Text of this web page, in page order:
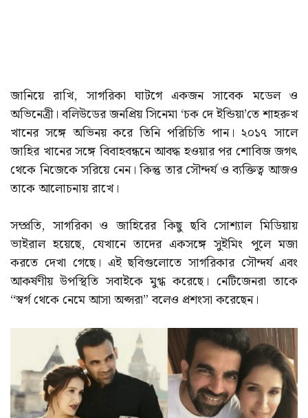
জানিয়ে রাখি, সাগরিকা ঘাটগে একজন সাবেক মডেল ও
অভিনেত্রী। বলিউডের জনপ্রিয় সিনেমা ‘চক দে ইন্ডিয়া’তে শাহরুখ
খানের সঙ্গে অভিনয় করে তিনি পরিচিতি পান। ২০১৭ সালে
জাহির খানের সঙ্গে বিবাহবন্ধনে আবদ্ধ হওয়ার পর শোবিজ জগৎ
থেকে নিজেকে সরিয়ে নেন। কিন্তু তার সৌন্দর্য ও ব্যক্তিত্ব আজও
তাকে আলোচনায় রাখে।
সম্প্রতি, সাগরিকা ও জাহিরের কিছু ছবি সোশ্যাল মিডিয়ায়
ভাইরাল হয়েছে, যেখানে তাদের একসঙ্গে সুইমিং পুলে মজা
করতে দেখা গেছে। এই ছবিগুলোতে সাগরিকার সৌন্দর্য এবং
আকর্ষণীয় উপস্থিতি সবাইকে মুগ্ধ করেছে। নেটিজেনরা তাকে
“স্বর্গ থেকে নেমে আসা অপ্সরা” বলেও প্রশংসা করেছেন।